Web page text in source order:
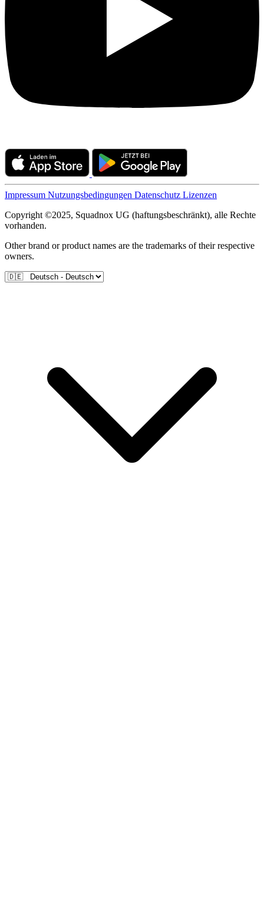
Impressum Nutzungsbedingungen Datenschutz Lizenzen
Copyright ©2025, Squadnox UG (haftungsbeschränkt), alle Rechte
vorhanden.
Other brand or product names are the trademarks of their respective
owners.